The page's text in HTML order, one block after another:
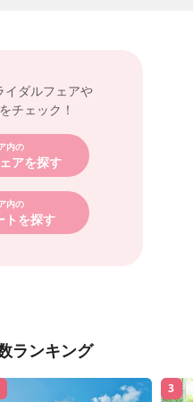
イダルフェアや
チェック！
内の
アを探す
内の
トを探す
ランキング
3